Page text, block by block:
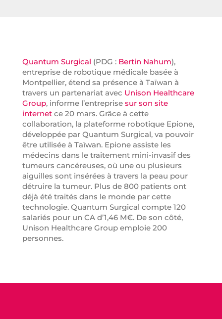
Quantum Surgical (PDG : Bertin Nahum),
entreprise de robotique médicale basée à
Montpellier, étend sa présence à Taïwan à
travers un partenariat avec Unison Healthcare
Group, informe l’entreprise sur son site
internetce 20 mars. Grâce à cette
collaboration, la plateforme robotique Epione,
développée par Quantum Surgical, va pouvoir
être utilisée à Taïwan. Epione assiste les
médecins dans le traitement mini-invasif des
tumeurs cancéreuses, où une ou plusieurs
aiguilles sont insérées à travers la peau pour
détruire la tumeur. Plus de 800 patients ont
déjà été traités dans le monde par cette
technologie. Quantum Surgical compte 120
salariés pour un CA d’1,46 M€. De son côté,
Unison Healthcare Group emploie 200
personnes.